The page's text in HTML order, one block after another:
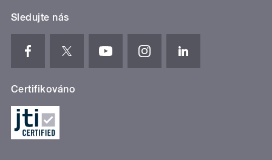
Sledujte nás
Certifikováno